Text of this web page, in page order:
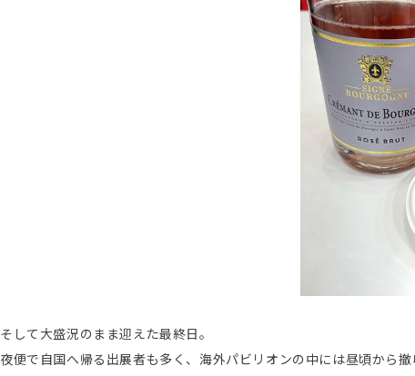
そして大盛況のまま迎えた最終日。
夜便で自国へ帰る出展者も多く、海外パビリオンの中には昼頃から